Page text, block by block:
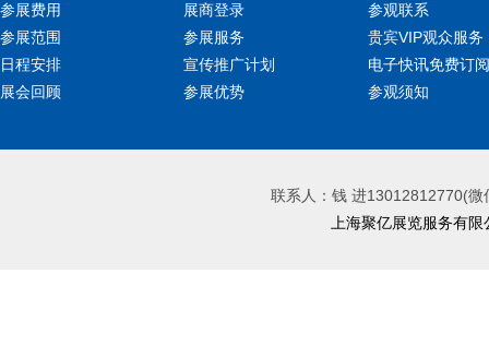
参展费用
参展范围
日程安排
展会回顾
展商登录
参展服务
宣传推广计划
参展优势
参观联系
贵宾VIP观众服务
电子快讯免费订阅
参观须知
联系人：钱 进13012812770(
上海聚亿展览服务有限